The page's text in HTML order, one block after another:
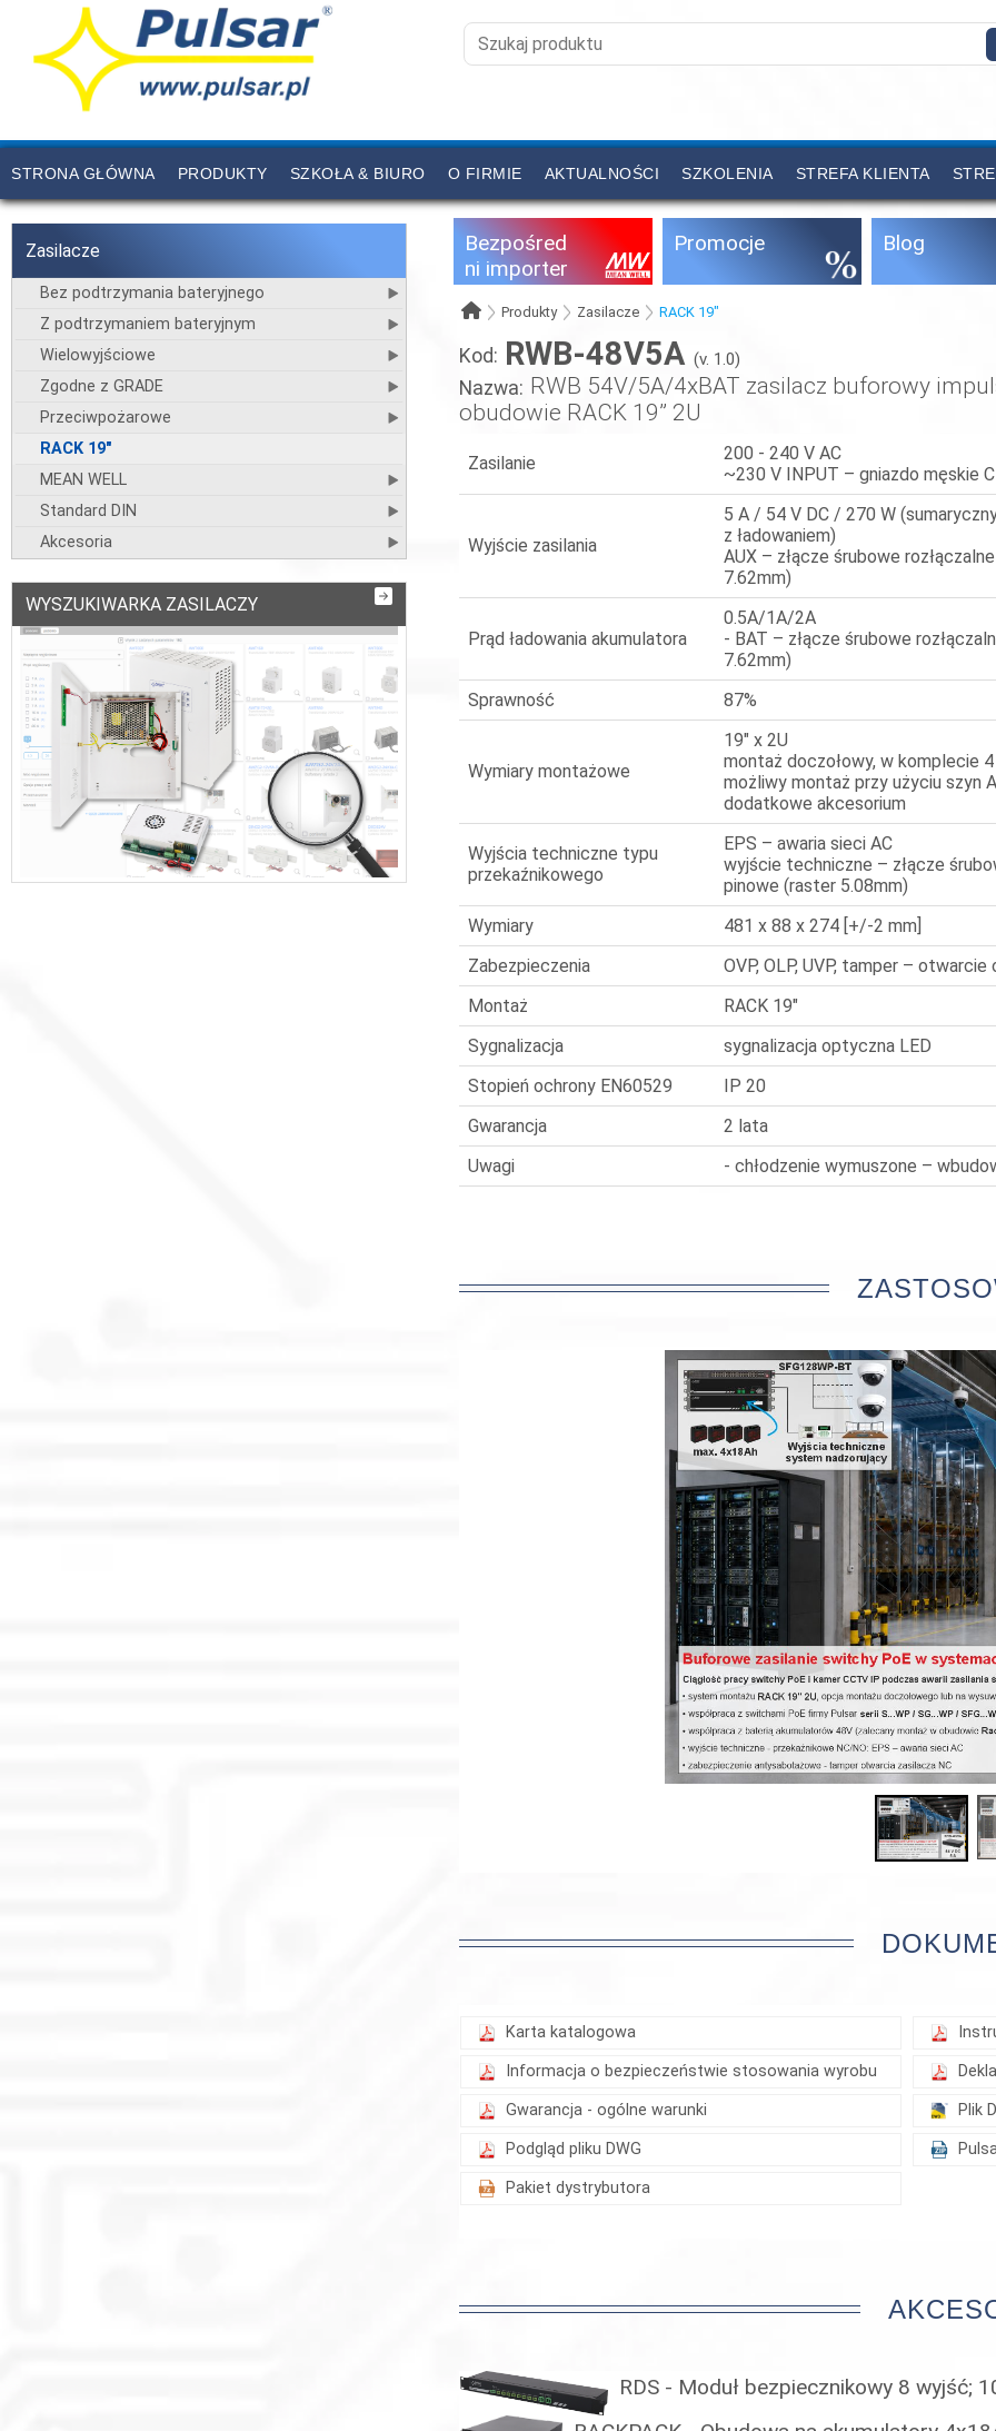
STRONA GŁÓWNA PRODUKTY SZKOŁA & BIURO O FIRMIE AKTUALNOŚCI SZKOLENIA STREFA KLIENTA
CENNIK KONTAKT
Zasilacze
Bez podtrzymania bateryjnego
Z podtrzymaniem bateryjnym
Wielowyjściowe
Zgodne z GRADE
Przeciwpożarowe
RACK 19"
MEAN WELL
Standard DIN
Akcesoria
WYSZUKIWARKA ZASILACZY
Bezpośred
ni importer
Promocje Blog
Produkty Zasilacze RACK 19"
Kod: RWB-48V5A (v. 1.0)
Nazwa: RWB 54V/5A/4xBAT zasilacz buforowy
obudowie RACK 19” 2U
Zasilanie
200 - 240 V AC
~230 V INPUT – gniazdo męskie
Wyjście zasilania
5 A / 54 V DC / 270 W
z ładowaniem)
AUX – złącze śrubowe
7.62mm)
Prąd ładowania akumulatora
0.5A/1A/2A
- BAT – złącze śrubowe
7.62mm)
Sprawność
87%
Wymiary montażowe
19" x 2U
montaż doczołowy, w komplecie
możliwy montaż przy użyciu szyn
dodatkowe akcesorium
Wyjścia techniczne typu
przekaźnikowego
EPS – awaria sieci AC
wyjście techniczne – złącze
pinowe (raster 5.08mm)
Wymiary
481 x 88 x 274 [+/-2 mm]
Zabezpieczenia
OVP, OLP, UVP, tamper – otwarcie
Montaż
RACK 19"
Sygnalizacja
sygnalizacja optyczna LED
Stopień ochrony EN60529
IP 20
Gwarancja
2 lata
Uwagi
- chłodzenie wymuszone –
Karta katalogowa
Informacja o bezpieczeństwie stosowania wyrobu
Gwarancja - ogólne warunki Plik
Podgląd pliku DWG
Pakiet dystrybutora
RDS - Moduł bezpiecznikowy 8 wyjść;